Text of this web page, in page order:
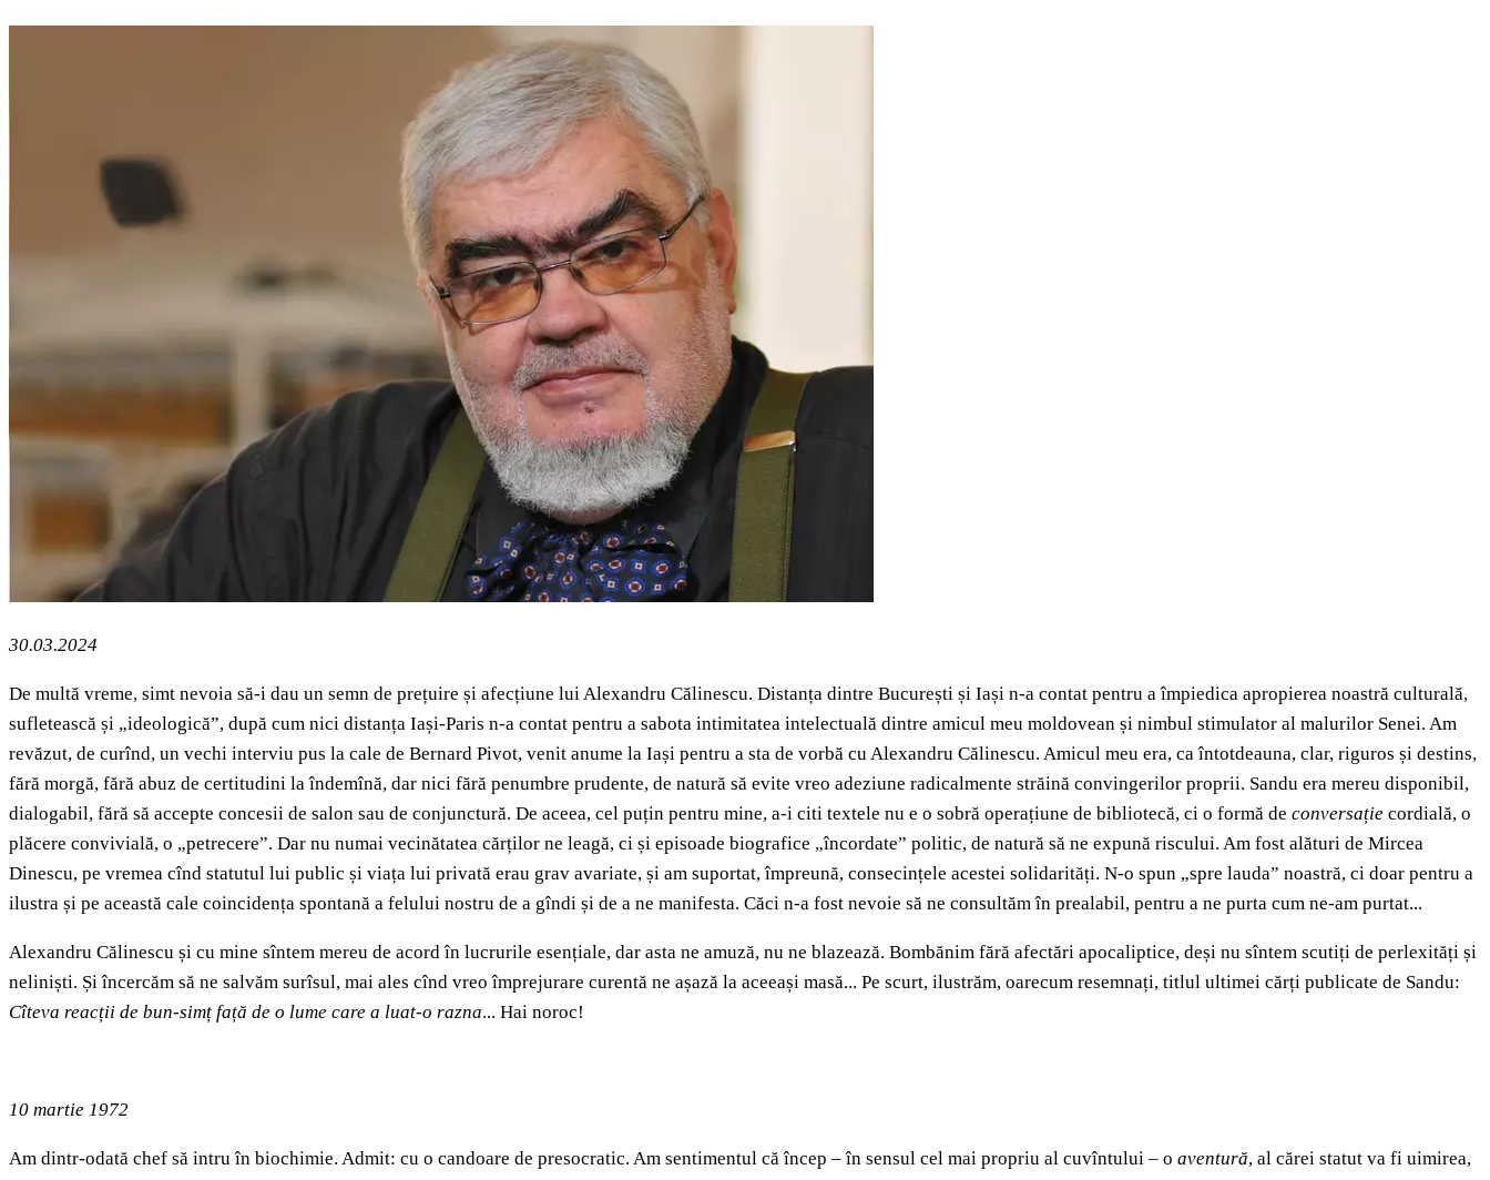
30.03.2024
De multă vreme, simt nevoia să-i dau un semn de prețuire și afecțiune lui Alexandru Călinescu. Distanța dintre București și Iași n-a contat pentru a împiedica apropierea noastră culturală,
sufletească și „ideologică”, după cum nici distanța Iași-Paris n-a contat pentru a sabota intimitatea intelectuală dintre amicul meu moldovean și nimbul stimulator al malurilor Senei. Am
revăzut, de curînd, un vechi interviu pus la cale de Bernard Pivot, venit anume la Iași pentru a sta de vorbă cu Alexandru Călinescu. Amicul meu era, ca întotdeauna, clar, riguros și destins,
fără morgă, fără abuz de certitudini la îndemînă, dar nici fără penumbre prudente, de natură să evite vreo adeziune radicalmente străină convingerilor proprii. Sandu era mereu disponibil,
dialogabil, fără să accepte concesii de salon sau de conjunctură. De aceea, cel puțin pentru mine, a-i citi textele nu e o sobră operațiune de bibliotecă, ci o formă de conversație cordială, o
plăcere convivială, o „petrecere”. Dar nu numai vecinătatea cărților ne leagă, ci și episoade biografice „încordate” politic, de natură să ne expună riscului. Am fost alături de Mircea
Dinescu, pe vremea cînd statutul lui public și viața lui privată erau grav avariate, și am suportat, împreună, consecințele acestei solidarități. N-o spun „spre lauda” noastră, ci doar pentru a
ilustra și pe această cale coincidența spontană a felului nostru de a gîndi și de a ne manifesta. Căci n-a fost nevoie să ne consultăm în prealabil, pentru a ne purta cum ne-am purtat...
Alexandru Călinescu și cu mine sîntem mereu de acord în lucrurile esențiale, dar asta ne amuză, nu ne blazează. Bombănim fără afectări apocaliptice, deși nu sîntem scutiți de perlexități și
neliniști. Și încercăm să ne salvăm surîsul, mai ales cînd vreo împrejurare curentă ne așază la aceeași masă... Pe scurt, ilustrăm, oarecum resemnați, titlul ultimei cărți publicate de Sandu:
Cîteva reacții de bun-simț față de o lume care a luat-o razna... Hai noroc!
10 martie 1972
Am dintr-odată chef să intru în biochimie. Admit: cu o candoare de presocratic. Am sentimentul că încep – în sensul cel mai propriu al cuvîntului – o aventură, al cărei statut va fi uimirea,